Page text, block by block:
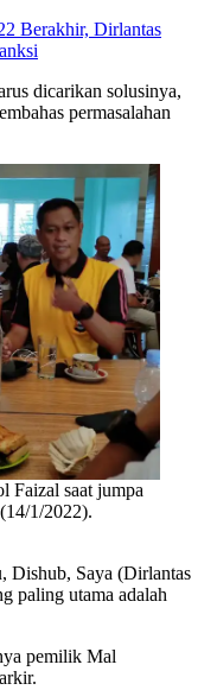
Berakhir, Dirlantas
dicarikan solusinya,
permasalahan
Faizal saat jumpa
1/2022).
Dishub, Saya (Dirlantas
paling utama adalah
pemilik Mal